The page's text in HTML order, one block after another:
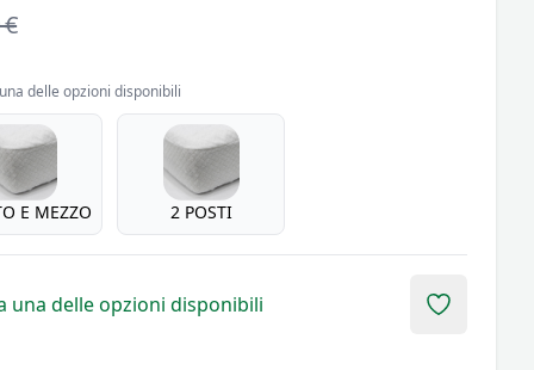
delle opzioni disponibili
E MEZZO 2 POSTI
una delle opzioni disponibili Add to